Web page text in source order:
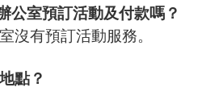
公室預訂活動及付款嗎？
沒有預訂活動服務。
點？